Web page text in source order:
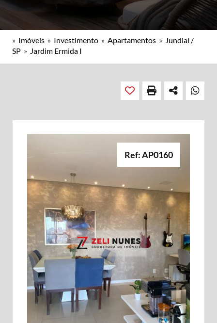
» Imóveis » Investimento » Apartamentos » Jundiaí /
SP » Jardim Ermida I
Ref: AP0160